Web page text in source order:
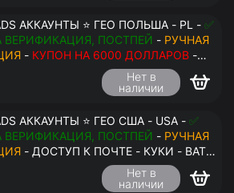
АККАУНТЫ ⭐ ГЕО ПОЛЬША - PL - ✅
ВЕРИФИКАЦИЯ, ПОСТПЕЙ - РУЧНАЯ
- КУПОН НА 6000 ДОЛЛАРОВ -
- КУКИ - ВАТ ЗАПОЛНЕН -
АНТИДЕТЕКТ
Нет в
наличии
АККАУНТЫ ⭐ ГЕО США - USA - ✅
ВЕРИФИКАЦИЯ, ПОСТПЕЙ - РУЧНАЯ
- ДОСТУП К ПОЧТЕ - КУКИ - ВАТ
- ПЕРЕДАЧА В АНТИДЕТЕКТ
Нет в
наличии